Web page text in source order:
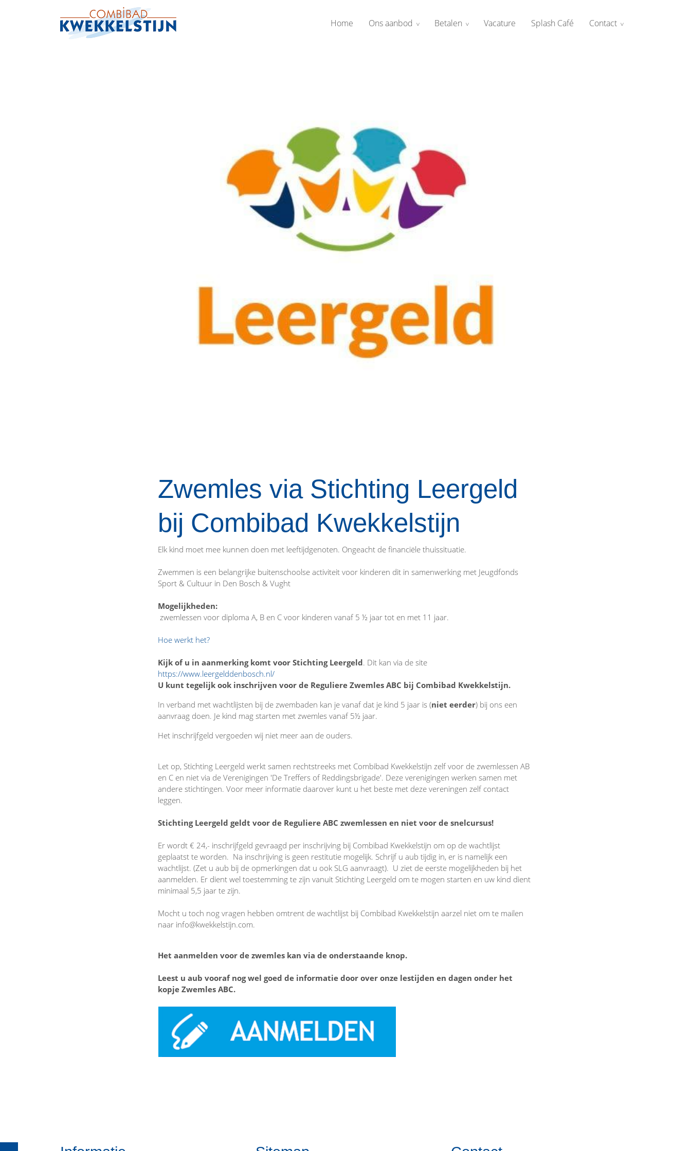
Home Ons aanbod Betalen Vacature Splash Café Contact
Zwemles via Stichting Leergeld
bij Combibad Kwekkelstijn
Elk kind moet mee kunnen doen met leeftijdgenoten. Ongeacht de financiële thuissituatie.
Zwemmen is een belangrijke buitenschoolse activiteit voor kinderen dit in samenwerking met Jeugdfonds
Sport & Cultuur in Den Bosch & Vught
Mogelijkheden:
zwemlessen voor diploma A, B en C voor kinderen vanaf 5 ½ jaar tot en met 11 jaar.
Hoe werkt het?
Kijk of u in aanmerking komt voor Stichting Leergeld. Dit kan via de site
https://www.leergelddenbosch.nl/
U kunt tegelijk ook inschrijven voor de Reguliere Zwemles ABC bij Combibad Kwekkelstijn.
In verband met wachtlijsten bij de zwembaden kan je vanaf dat je kind 5 jaar is (niet eerder) bij ons een
aanvraag doen. Je kind mag starten met zwemles vanaf 5½ jaar.
Het inschrijfgeld vergoeden wij niet meer aan de ouders.
Let op, Stichting Leergeld werkt samen rechtstreeks met Combibad Kwekkelstijn zelf voor de zwemlessen AB
en C en niet via de Verenigingen 'De Treffers of Reddingsbrigade'. Deze verenigingen werken samen met
andere stichtingen. Voor meer informatie daarover kunt u het beste met deze vereningen zelf contact
leggen.
Stichting Leergeld geldt voor de Reguliere ABC zwemlessen en niet voor de snelcursus!
Er wordt € 24,- inschrijfgeld gevraagd per inschrijving bij Combibad Kwekkelstijn om op de wachtlijst
geplaatst te worden. Na inschrijving is geen restitutie mogelijk. Schrijf u aub tijdig in, er is namelijk een
wachtlijst. (Zet u aub bij de opmerkingen dat u ook SLG aanvraagt). U ziet de eerste mogelijkheden bij het
aanmelden. Er dient wel toestemming te zijn vanuit Stichting Leergeld om te mogen starten en uw kind dient
minimaal 5,5 jaar te zijn.
Mocht u toch nog vragen hebben omtrent de wachtlijst bij Combibad Kwekkelstijn aarzel niet om te mailen
naar info@kwekkelstijn.com.
Het aanmelden voor de zwemles kan via de onderstaande knop.
Leest u aub vooraf nog wel goed de informatie door over onze lestijden en dagen onder het
kopje Zwemles ABC.